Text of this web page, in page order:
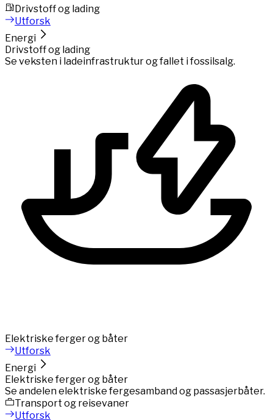
Drivstoff og lading
Utforsk
Energi
Drivstoff og lading
Se veksten i ladeinfrastruktur og fallet i fossilsalg.
Elektriske ferger og båter
Utforsk
Energi
Elektriske ferger og båter
Se andelen elektriske fergesamband og passasjerbåter.
Transport og reisevaner
Utforsk